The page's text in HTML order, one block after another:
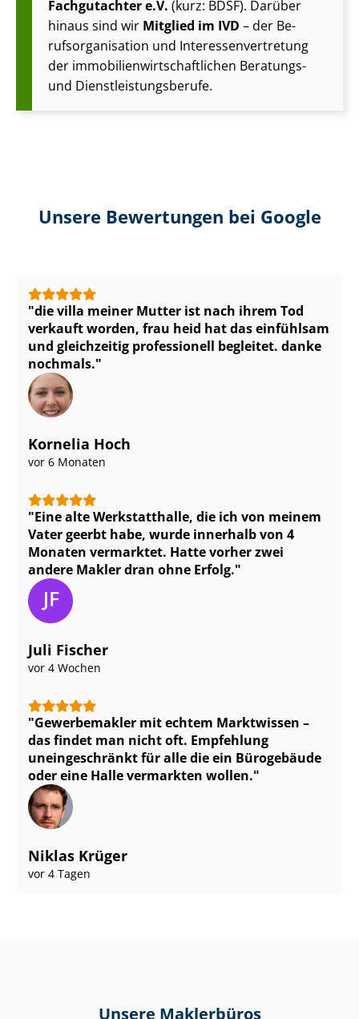
Fachgutachter e.V. (kurz: BDSF). Darüber
hinaus sind wir Mitglied im IVD – der Be­
rufs­or­ga­ni­sa­ti­on und In­ter­es­sen­ver­tre­tung
der im­mo­bi­li­en­wirt­schaft­li­chen Beratungs-
und Dienst­leis­tungs­be­ru­fe.
Unsere Bewertungen bei Google
die villa meiner Mutter ist nach ihrem Tod
verkauft worden, frau heid hat das einfühlsam
und gleichzeitig professionell begleitet. danke
nochmals.
Kornelia Hoch
vor 6 Monaten
Eine alte Werkstatthalle, die ich von meinem
Vater geerbt habe, wurde innerhalb von 4
Monaten vermarktet. Hatte vorher zwei
andere Makler dran ohne Erfolg.
Juli Fischer
vor 4 Wochen
Gewerbemakler mit echtem Marktwissen –
das findet man nicht oft. Empfehlung
uneingeschränkt für alle die ein Bürogebäude
oder eine Halle vermarkten wollen.
Niklas Krüger
vor 4 Tagen
Unsere Maklerbüros